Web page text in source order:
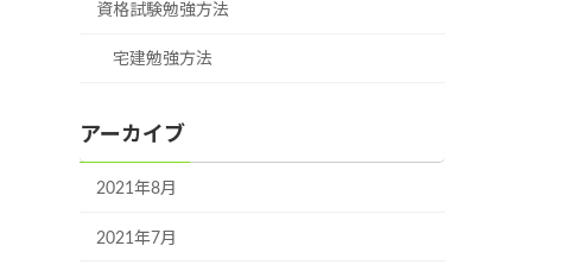
資格試験勉強方法
宅建勉強方法
アーカイブ
2021年8月
2021年7月